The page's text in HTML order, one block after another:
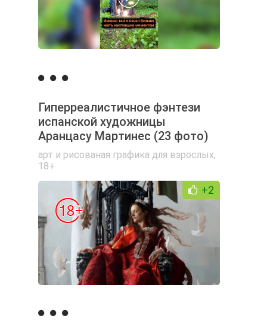
Гиперреалистичное фэнтези
испанской художницы
Аранцасу Мартинес (23 фото)
арт и рисованая графика для взрослых,
18+
+2